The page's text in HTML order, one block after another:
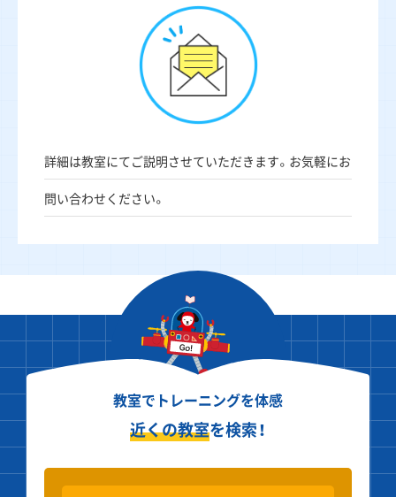
詳細は教室にてご説明させていただきます。お気軽にお
問い合わせください。
教室でトレーニングを体感
近くの教室を検索！